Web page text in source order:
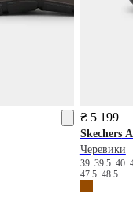
₴ 5 199
Skechers
Черевики
39 39.5 40
47.5 48.5